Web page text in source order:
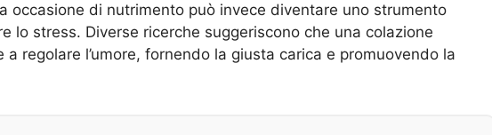
occasione di nutrimento può invece diventare uno strumento
lo stress. Diverse ricerche suggeriscono che una colazione
regolare l’umore, fornendo la giusta carica e promuovendo la